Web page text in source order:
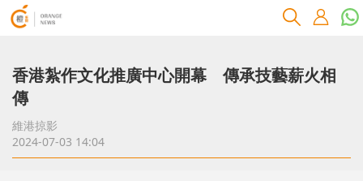
香港紮作文化推廣中心開幕 傳承技藝薪火相
傳
維港掠影
2024-07-03 14:04